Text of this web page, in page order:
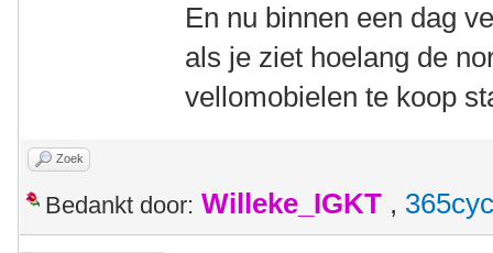
En nu binnen een dag
als je ziet hoelang de
vellomobielen te koop
Zoek
Bedankt door: Willeke_IGKT ,